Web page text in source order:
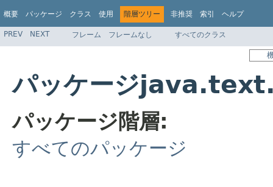
概要 パッケージ クラス 使用 階層ツリー 非推奨 索引 ヘルプ
PREV NEXT フレーム フレームなし すべてのクラス
パッケージ
パッケージ階層:
すべてのパッケージ